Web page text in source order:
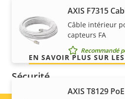
Description
de la
propriété
la
Alimentation par Ethernet
Classe PoE
Sécurité
AXIS F7315
Câble intérieur
capteurs FA
Recommandé
AXIS T8129
coûts. En outre, rien n'est
caractères, vous obtenez
promettons.
EN SAVOIR PLUS SUR